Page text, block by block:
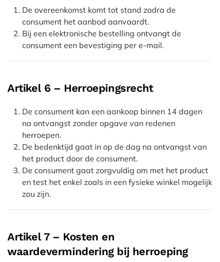
De overeenkomst komt tot stand zodra de
consument het aanbod aanvaardt.
Bij een elektronische bestelling ontvangt de
consument een bevestiging per e-mail.
Artikel 6 – Herroepingsrecht
De consument kan een aankoop binnen 14 dagen
na ontvangst zonder opgave van redenen
herroepen.
De bedenktijd gaat in op de dag na ontvangst van
het product door de consument.
De consument gaat zorgvuldig om met het product
en test het enkel zoals in een fysieke winkel mogelijk
zou zijn.
Artikel 7 – Kosten en
waardevermindering bij herroeping